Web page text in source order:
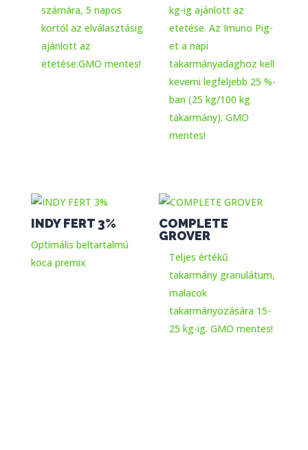
számára, 5 napos
kortól az elválasztásig
ajánlott az
etetése.GMO mentes!
kg-ig ajánlott az
etetése. Az Imuno Pig-
et a napi
takarmányadaghoz kell
keverni legfeljebb 25 %-
ban (25 kg/100 kg
takarmány). GMO
mentes!
INDY FERT 3%
Optimális beltartalmú
koca premix
COMPLETE
GROVER
Teljes értékű
takarmány granulátum,
malacok
takarmányozására 15-
25 kg-ig. GMO mentes!